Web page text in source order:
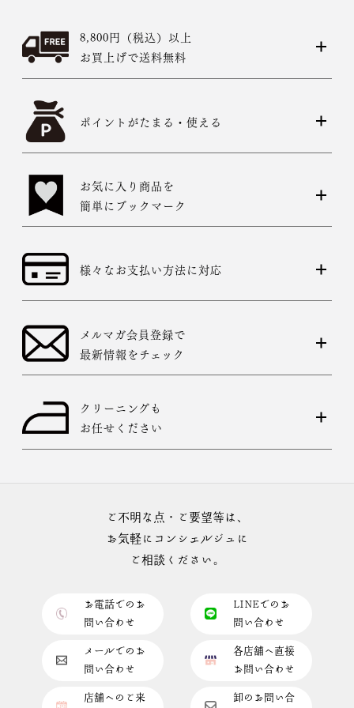
8,800円（税込）以上
お買上げで送料無料
ポイントがたまる・使える
お気に入り商品を
簡単にブックマーク
様々なお支払い方法に対応
メルマガ会員登録で
最新情報をチェック
クリーニングも
お任せください
ご不明な点・ご要望等は、
お気軽にコンシェルジュに
ご相談ください。
お電話でのお
問い合わせ
LINEでのお
問い合わせ
メールでのお
問い合わせ
各店舗へ直接
お問い合わせ
店舗へのご来
卸のお問い合